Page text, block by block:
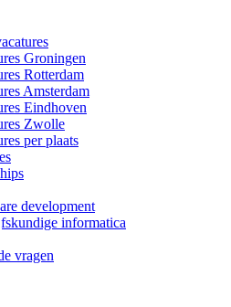
Groningen
Rotterdam
Amsterdam
Eindhoven
Zwolle
per plaats
development
informatica
vragen